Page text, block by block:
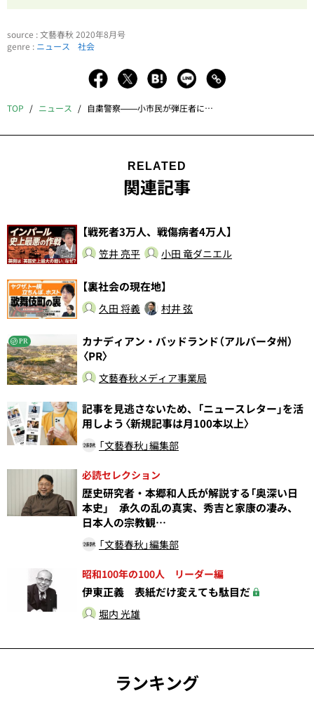
source : 文藝春秋 2020年8月号
genre : ニュース 社会
TOP ニュース 自粛警察——小市民が弾圧者に変わるとき
RELATED
関連記事
【戦死者3万人、戦傷病者4万人】
笠井 亮平 小田 竜ダニエル
【裏社会の現在地】
久田 将義 村井 弦
PR
カナディアン・バッドランド（アルバータ州）
〈PR〉
文藝春秋メディア事業局
記事を見逃さないため、「ニュースレター」を活
用しよう〈新規記事は月100本以上〉
「文藝春秋」編集部
必読セレクション
歴史研究者・本郷和人氏が解説する「奥深い日
本史」 承久の乱の真実、秀吉と家康の凄み、
日本人の宗教観…
「文藝春秋」編集部
昭和100年の100人 リーダー編
伊東正義 表紙だけ変えても駄目だ
堀内 光雄
ランキング